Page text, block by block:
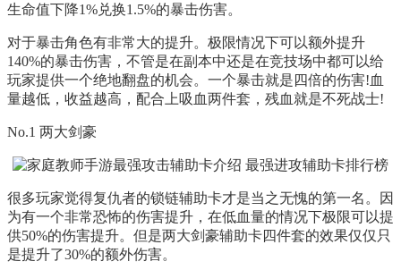
生命值下降1%兑换1.5%的暴击伤害。
对于暴击角色有非常大的提升。极限情况下可以额外提升
140%的暴击伤害，不管是在副本中还是在竞技场中都可以给
玩家提供一个绝地翻盘的机会。一个暴击就是四倍的伤害!血
量越低，收益越高，配合上吸血两件套，残血就是不死战士!
No.1 两大剑豪
很多玩家觉得复仇者的锁链辅助卡才是当之无愧的第一名。因
为有一个非常恐怖的伤害提升，在低血量的情况下极限可以提
供50%的伤害提升。但是两大剑豪辅助卡四件套的效果仅仅只
是提升了30%的额外伤害。